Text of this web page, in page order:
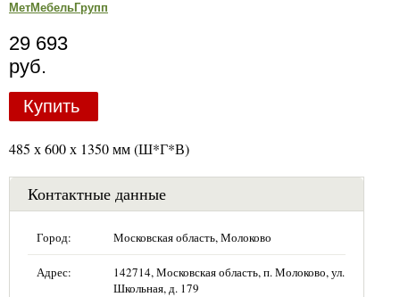
МетМебельГрупп
29 693
руб.
Купить
485 х 600 х 1350 мм (Ш*Г*В)
Контактные данные
Город: Московская область, Молоково
Адрес:
142714, Московская область, п. Молоково, ул.
Школьная, д. 179